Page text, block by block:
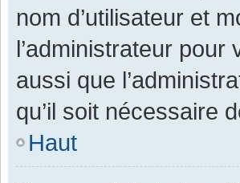
nom d’utilisateur et
l’administrateur
aussi que
qu’il soit nécessaire
Haut